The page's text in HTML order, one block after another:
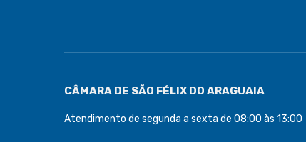
CÂMARA DE SÃO FÉLIX DO ARAGUAIA
Atendimento de segunda a sexta de 08:00 às 13:00